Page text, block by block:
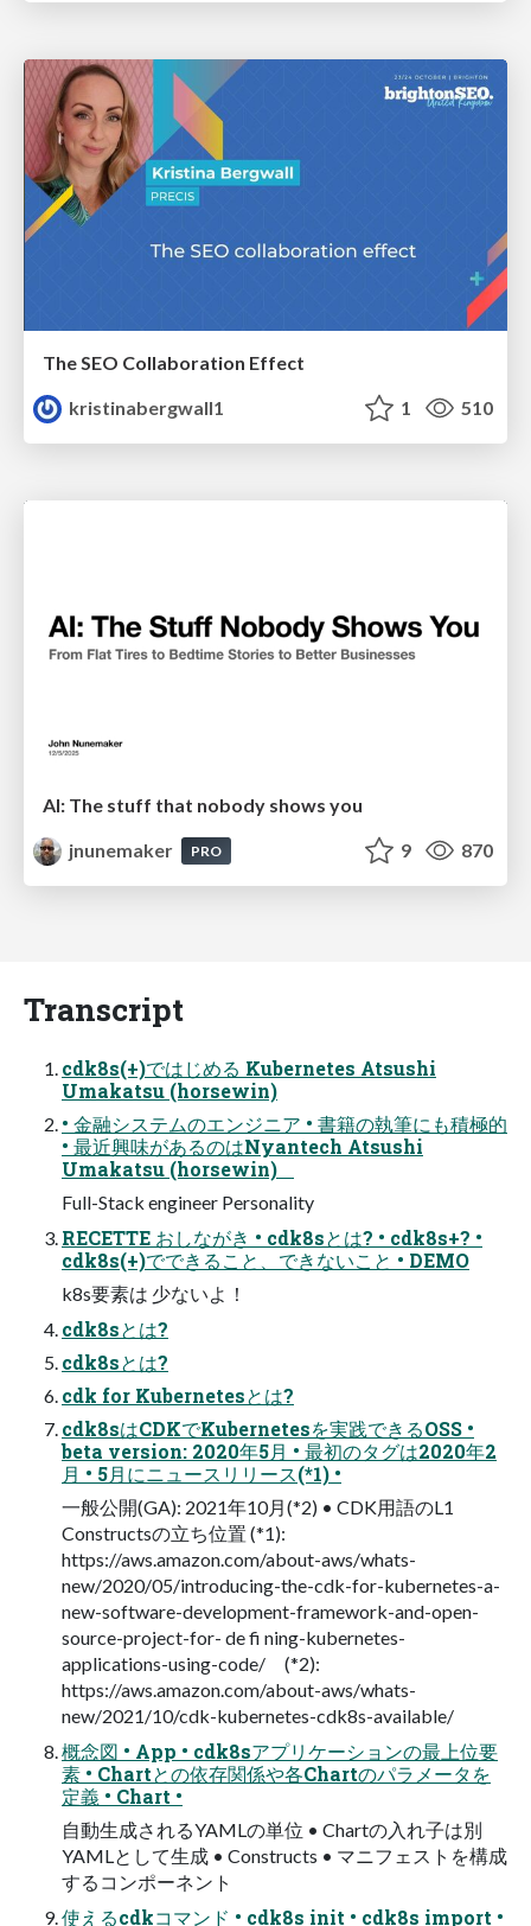
The SEO Collaboration Effect
kristinabergwall1
1 510
AI: The stuff that nobody shows you
jnunemaker
PRO 9 870
Transcript
cdk8s(+)ではじめる Kubernetes Atsushi
Umakatsu (horsewin)
• 金融システムのエンジニア • 書籍の執筆にも積極的
• 最近興味があるのはNyantech Atsushi
Umakatsu (horsewin)
Full-Stack engineer Personality
RECETTE おしながき • cdk8sとは? • cdk8s+? •
cdk8s(+)でできること、できないこと • DEMO
k8s要素は 少ないよ！
cdk8sとは?
cdk8sとは?
cdk for Kubernetesとは?
cdk8sはCDKでKubernetesを実践できるOSS •
beta version: 2020年5月 • 最初のタグは2020年2
月 • 5月にニュースリリース(*1) •
一般公開(GA): 2021年10月(*2) • CDK用語のL1
Constructsの立ち位置 (*1):
https://aws.amazon.com/about-aws/whats-
new/2020/05/introducing-the-cdk-for-kubernetes-a-
new-software-development-framework-and-open-
source-project-for- de fi ning-kubernetes-
applications-using-code/ (*2):
https://aws.amazon.com/about-aws/whats-
new/2021/10/cdk-kubernetes-cdk8s-available/
概念図 • App • cdk8sアプリケーションの最上位要
素 • Chartとの依存関係や各Chartのパラメータを
定義 • Chart •
自動生成されるYAMLの単位 • Chartの入れ子は別
YAMLとして生成 • Constructs • マニフェストを構成
するコンポーネント
使えるcdkコマンド • cdk8s init • cdk8s import •